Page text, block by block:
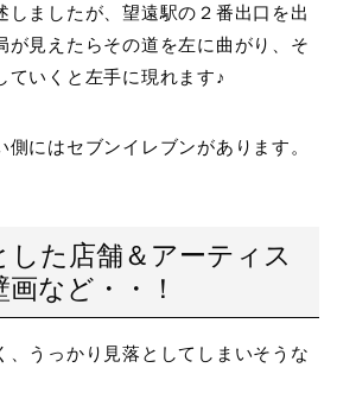
しましたが、望遠駅の２番出口を出
が見えたらその道を左に曲がり、そ
ていくと左手に現れます♪
にはセブンイレブンがあります。
した店舗＆アーティス
など・・！
、うっかり見落としてしまいそうな